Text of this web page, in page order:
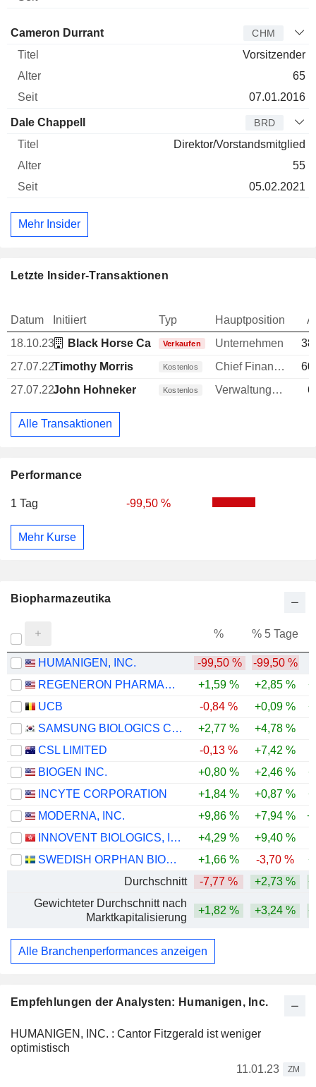
Empfehlungen der Analysten: Humanigen, Inc.
HUMANIGEN, INC. : Cantor Fitzgerald ist weniger
optimistisch
11.01.23
ZM
Performance
1 Tag -99,50 %
Mehr Kurse
Verwaltungsratsmitglied
Cameron Durrant CHM
Vorsitzender
65
07.01.2016
Dale Chappell BRD
Direktor/Vorstandsmitglied
55
05.02.2021
Mehr Insider
Letzte Insider-Transaktionen
Datum Initiiert Typ Hauptposition
18.10.23
Black Horse Capital Management LLC
Verkaufen Unternehmen
27.07.22Timothy Morris Kostenlos Chief Financial Officer (CFO)
27.07.22John Hohneker Kostenlos Verwaltungsratsmitglied
Alle Transaktionen
Biopharmazeutika
% % 5 Tage
HUMANIGEN, INC. -99,50 %
-99,50 %
REGENERON PHARMACEUTICALS, INC.
+1,59 % +2,85 %
UCB
-0,84 % +0,09 %
SAMSUNG BIOLOGICS CO.,LTD.
+2,77 % +4,78 %
CSL LIMITED
-0,13 % +7,42 %
BIOGEN INC.
+0,80 % +2,46 %
INCYTE CORPORATION
+1,84 % +0,87 %
MODERNA, INC.
+9,86 % +7,94 %
INNOVENT BIOLOGICS, INC.
+4,29 % +9,40 %
SWEDISH ORPHAN BIOVITRUM AB
+1,66 % -3,70 %
Durchschnitt
-7,77 % +2,73 %
Gewichteter Durchschnitt nach
Marktkapitalisierung
+1,82 % +3,24 %
Alle Branchenperformances anzeigen